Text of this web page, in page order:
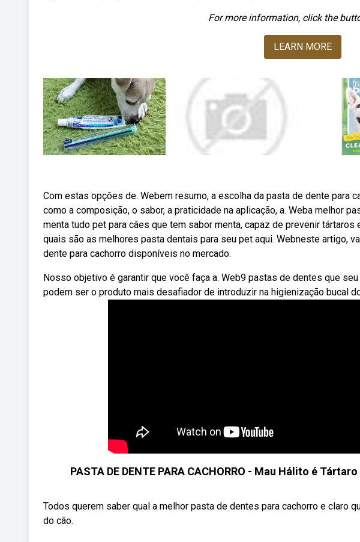
For more information, click the
LEARN MORE
Com estas opções de. Webem resumo, a escolha da pasta de dente para
como a composição, o sabor, a praticidade na aplicação, a. Weba melhor
menta tudo pet para cães que tem sabor menta, capaz de prevenir tártaros
quais são as melhores pasta dentais para seu pet aqui. Webneste artigo,
dente para cachorro disponíveis no mercado.
Nosso objetivo é garantir que você faça a. Web9 pastas de dentes que
podem ser o produto mais desafiador de introduzir na higienização bucal
PASTA DE DENTE PARA CACHORRO - Mau Hálito é
Todos querem saber qual a melhor pasta de dentes para cachorro e claro
do cão.